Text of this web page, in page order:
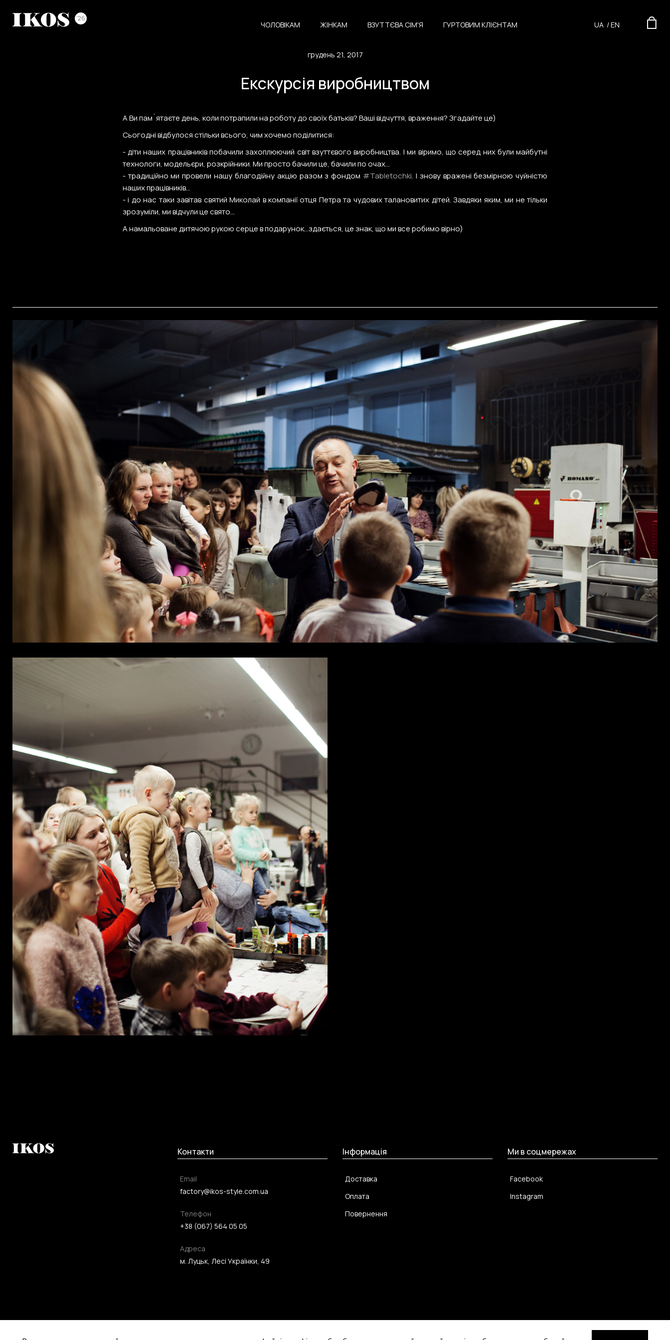
'26
ЧОЛОВІКАМ ЖІНКАМ ВЗУТТЄВА СІМ'Я ГУРТОВИМ КЛІЄНТАМ UA /EN
грудень 21, 2017
Екскурсія виробництвом
А Ви пам`ятаєте день, коли потрапили на роботу до своїх батьків? Ваші відчуття, враження? Згадайте це)
Сьогодні відбулося стільки всього, чим хочемо поділитися:
- діти наших працівників побачили захоплюючий світ взуттєвого виробництва. І ми віримо, що серед них були майбутні
технологи, модельєри, розкрійники. Ми просто бачили це, бачили по очах...
- традиційно ми провели нашу благодійну акцію разом з фондом #Tabletochki. І знову вражені безмірною чуйністю
наших працівників...
- і до нас таки завітав святий Миколай в компанії отця Петра та чудових талановитих дітей. Завдяки яким, ми не тільки
зрозуміли, ми відчули це свято...
А намальоване дитячою рукою серце в подарунок...здається, це знак, що ми все робимо вірно)
Ми в соцмережах
Facebook
Instagram
Контакти
Email
factory@ikos-style.com.ua
Телефон
+38 (067) 564 05 05
Адреса
м. Луцьк, Лесі Українки, 49
Інформація
Доставка
Оплата
Повернення